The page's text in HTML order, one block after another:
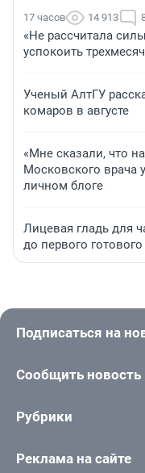
17 часов 14 913
«Не рассчитала
успокоить
Ученый АлтГУ
комаров в августе
«Мне сказали, что
Московского врача
личном блоге
Лицевая гладь для
до первого
Подписаться на
Сообщить новость
Рубрики
Реклама на сайте